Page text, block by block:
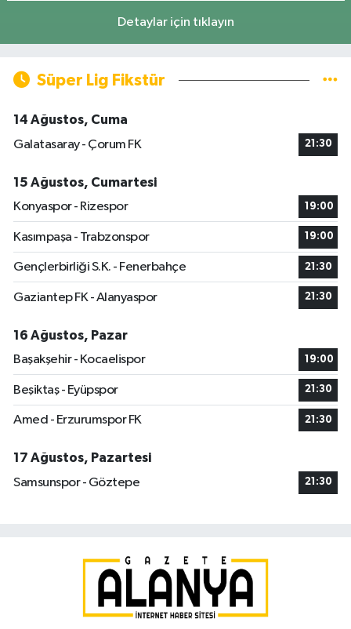
Detaylar için tıklayın
Süper Lig Fikstür
14 Ağustos, Cuma
Galatasaray - Çorum FK
21:30
15 Ağustos, Cumartesi
Konyaspor - Rizespor
19:00
Kasımpaşa - Trabzonspor 19:00
Gençlerbirliği S.K. - Fenerbahçe 21:30
Gaziantep FK - Alanyaspor 21:30
16 Ağustos, Pazar
Başakşehir - Kocaelispor
19:00
Beşiktaş - Eyüpspor 21:30
Amed - Erzurumspor FK 21:30
17 Ağustos, Pazartesi
Samsunspor - Göztepe
21:30